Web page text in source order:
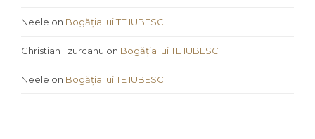
Neele on Bogăția lui TE IUBESC
Christian Tzurcanu on Bogăția lui TE IUBESC
Neele on Bogăția lui TE IUBESC